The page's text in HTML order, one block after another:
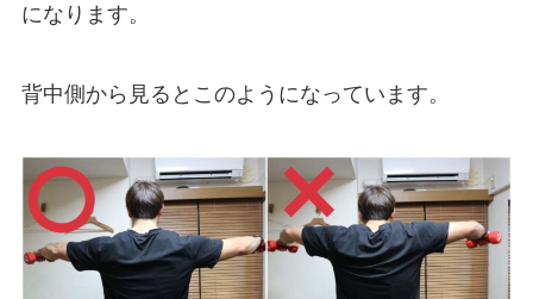
になります。
背中側から見るとこのようになっています。